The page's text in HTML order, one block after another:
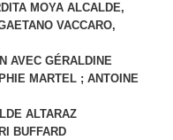
MOYA ALCALDE,
VACCARO,
AVEC GÉRALDINE
MARTEL ; ANTOINE
ALTARAZ
BUFFARD